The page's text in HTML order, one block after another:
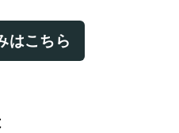
はこちら